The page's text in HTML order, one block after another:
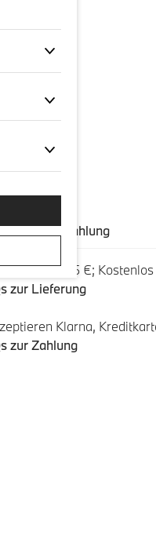
und Zahlung
5,95 €;
zur Lieferung
Klarna,
zur Zahlung